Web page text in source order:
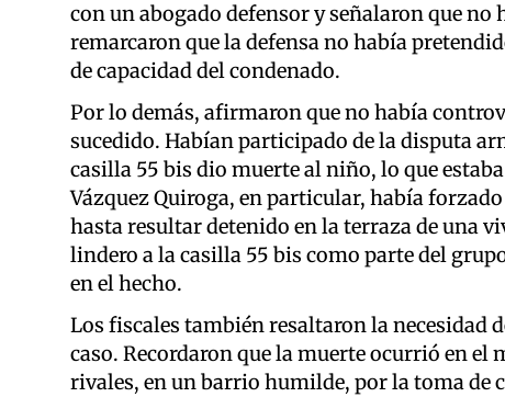
con un abogado defensor y señalaron que
remarcaron que la defensa no había
de capacidad del condenado.
Por lo demás, afirmaron que no había
sucedido. Habían participado de la disputa
casilla 55 bis dio muerte al niño, lo que
Vázquez Quiroga, en particular, había
hasta resultar detenido en la terraza de una
lindero a la casilla 55 bis como parte del
en el hecho.
Los fiscales también resaltaron la necesidad
caso. Recordaron que la muerte ocurrió en
rivales, en un barrio humilde, por la toma de